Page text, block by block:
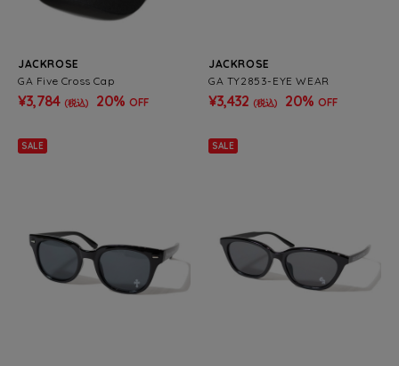
JACKROSE
GA Five Cross Cap
¥3,784 (税込) 20% OFF
JACKROSE
GA TY2853-EYE WEAR
¥3,432 (税込) 20% OFF
SALE SALE